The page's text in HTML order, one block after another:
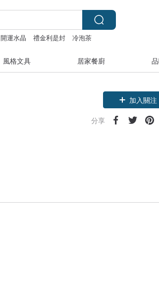
開運水晶 禮金利是封 冷泡茶
風格文具 居家餐廚
加入關注
分享